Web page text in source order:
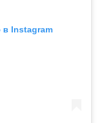
в Instagram